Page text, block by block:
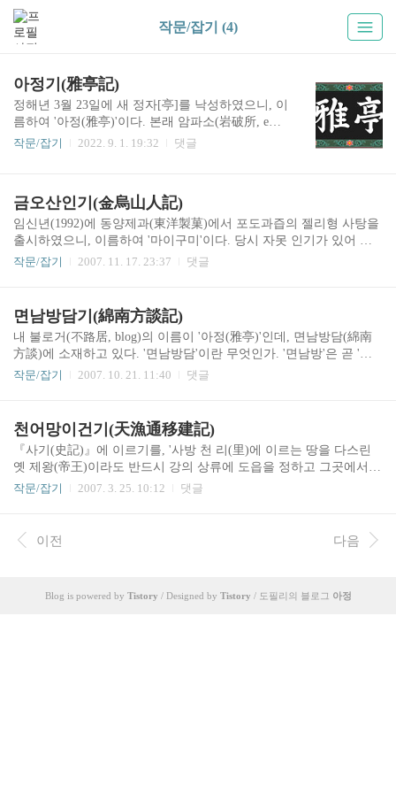
작문/잡기 (4)
아정기(雅亭記)
정해년 3월 23일에 새 정자[亭]를 낙성하였으니, 이
름하여 '아정(雅亭)'이다. 본래 암파소(岩破所, emp
as)에 운암(李雲) 이공[李公德武]의 생전 거처가 있
하지 않는다. 갑신년 9월 초6일에 운암 이공이 졸
(卒)하자 공의 백씨(伯氏)인 경재(景齋) 이공[李公
德文]이 초가를 맡아 머물렀고, 을유년 7월 28일에
나 하은(河銀)에게 물려주었다. 그러나 초가 주위
에 새로운 곳에 터를 잡아 정자를 짓게 되었다. 그
리하여 길지(吉地)를 구한 끝에 면남방담(..
작문/잡기 2022. 9. 1. 19:32 댓글
금오산인기(金烏山人記)
임신년(1992)에 동양제과(東洋製菓)에서 포도과즙의 젤리형 사탕을
출시하였으니, 이름하여 '마이구미'이다. 당시 자못 인기가 있어 월 2
0억 원의 판매고를 올렸다. 이 마이구미 때문에 지명도를 올렸던 곳
여러 차례 행정구역 변경을 거쳐 무오년(1978)에 구미읍이 선산군에
서 분리되어 구미시(龜尾市)가 되었다. 이후 읍세(邑勢)를 확장하며
인근 지역을 점차 흡수하다 을해(1995) 정월 초1일에는 선산군을 거
꾸로 통폐합하여 도농복합시 형태의 구미시가 되었으니, 세간에서
는 이를 이르러 '구미가 당겼다'라고 하였다. 이 구미에 영조척(營造
작문/잡기 2007. 11. 17. 23:37 댓글
면남방담기(綿南方談記)
내 불로거(不路居, blog)의 이름이 '아정(雅亭)'인데, 면남방담(綿南
方談)에 소재하고 있다. '면남방담'이란 무엇인가. '면남방'은 곧 '면
(綿)으로 된 남방(南方)'을 말하는 것이니, 이를 서학(西學) 문자로
y)'를 뜻하므로, 면남방담은 즉 '티스토리(tistory)'의 한역(漢譯)이다.
본래 아정은 암파소(岩破所, empas)에 위치하고 있었다. 그러나 그곳
의 자리가 협소하고 교통이 불편하여 장구한 뜻을 펼칠 곳이 되지 못
하기에 다른 거처를 찾게 되었고, 그러던 중에 천하 사람들이 면남방
담을 평하여 말하기를, '불로거의 새로운 지평을 연 곳'이라..
작문/잡기 2007. 10. 21. 11:40 댓글
천어망이건기(天漁通移建記)
『사기(史記)』에 이르기를, '사방 천 리(里)에 이르는 땅을 다스린
옛 제왕(帝王)이라도 반드시 강의 상류에 도읍을 정하고 그곳에서
기거하였다[古之帝者地方千里 必居上游]'고 하였다. 이는 세상에 큰
역량(力量) 등과 무관하지 않음을 또한 의미한다. 무릇 통신계(界)에
있어 사이토(思以土, site)나 불로거(不路居, blog), 민이혼(民而魂, mi
관통하여 그대로 적용된다. 이치가 이러하니, 어찌 유념하지 않을 수
작문/잡기 2007. 3. 25. 10:12 댓글
이전 다음
Blog is powered by Tistory / Designed by Tistory / 도필리의 블로그 아정